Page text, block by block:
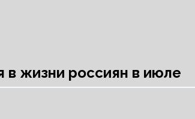
в жизни россиян в июле